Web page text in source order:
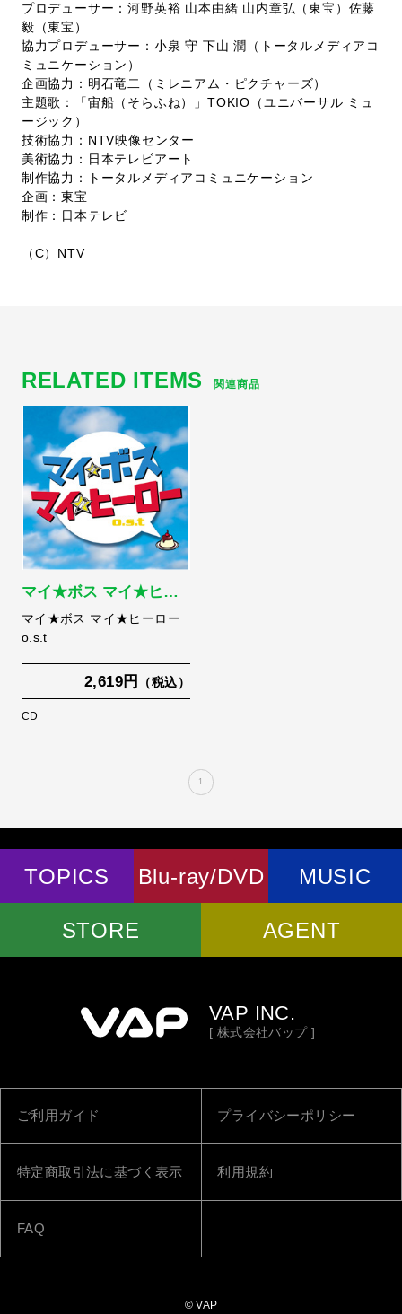
プロデューサー：河野英裕 山本由緒 山内章弘（東宝）佐藤
毅（東宝）
協力プロデューサー：小泉 守 下山 潤（トータルメディアコ
ミュニケーション）
企画協力：明石竜二（ミレニアム・ピクチャーズ）
主題歌：「宙船（そらふね）」TOKIO（ユニバーサル ミュ
ージック）
技術協力：NTV映像センター
美術協力：日本テレビアート
制作協力：トータルメディアコミュニケーション
企画：東宝
制作：日本テレビ
（C）NTV
RELATED ITEMS 関連商品
マイ★ボス マイ★ヒ…
マイ★ボス マイ★ヒーロー
o.s.t
2,619円 （税込）
CD
1
TOPICS Blu-ray/DVD MUSIC
STORE AGENT
VAP INC.
[ 株式会社バップ ]
ご利用ガイド プライバシーポリシー
特定商取引法に基づく表示 利用規約
FAQ
© VAP